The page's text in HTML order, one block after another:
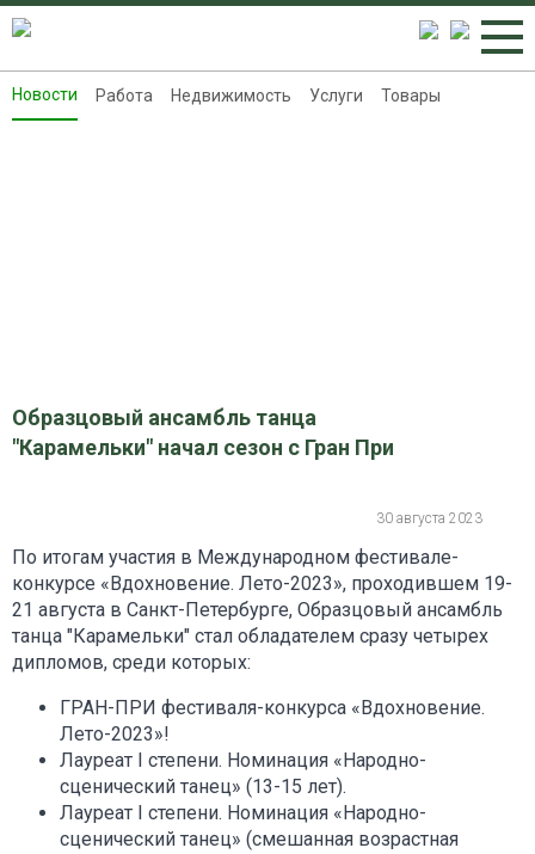
Новости
Новости Работа Недвижимость Услуги Товары
Образцовый ансамбль танца
"Карамельки" начал сезон с Гран При
30 августа 2023
По итогам участия в Международном фестивале-
конкурсе «Вдохновение. Лето-2023», проходившем 19-
21 августа в Санкт-Петербурге, Образцовый ансамбль
танца "Карамельки" стал обладателем сразу четырех
дипломов, среди которых:
ГРАН-ПРИ фестиваля-конкурса «Вдохновение.
Лето-2023»!
Лауреат I степени. Номинация «Народно-
сценический танец» (13-15 лет).
Лауреат I степени. Номинация «Народно-
сценический танец» (смешанная возрастная